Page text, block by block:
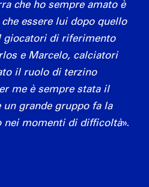
che ho sempre amato è
essere lui dopo quello
giocatori di riferimento
e Marcelo, calciatori
il ruolo di terzino
me è sempre stata il
grande gruppo fa la
nei momenti di difficoltà».